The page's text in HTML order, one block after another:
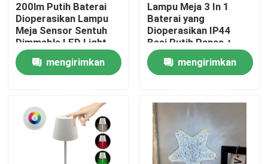
Rumah
Produk
Pertunjukan VR
200lm Putih Baterai
Dioperasikan Lampu
Meja Sensor Sentuh
Dimmable LED Light
20000 Jam Baterai
mengirimkan
Lampu Meja 3 In 1
Baterai yang
Dioperasikan IP44
Besi Putih Panas +
ABS 150lm
mengirimkan